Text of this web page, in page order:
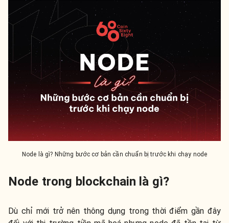
Node là gì? Những bước cơ bản cần chuẩn bị trước khi chạy node
Node trong blockchain là gì?
Dù chỉ mới trở nên thông dụng trong thời điểm gần đây